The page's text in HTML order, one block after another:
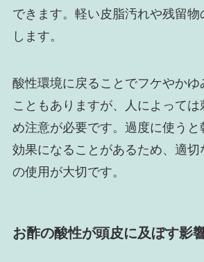
できます。軽い皮脂汚れや残留
します。
酸性環境に戻ることでフケやかゆ
こともありますが、人によっては
め注意が必要です。過度に使うと
効果になることがあるため、適
の使用が大切です。
お酢の酸性が頭皮に及ぼす影